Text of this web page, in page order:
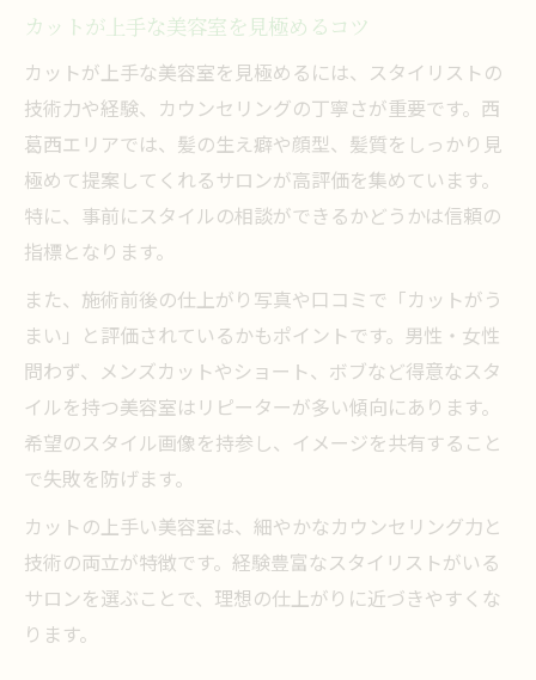
カットが上手な美容室を見極めるコツ
カットが上手な美容室を見極めるには、スタイリストの
技術力や経験、カウンセリングの丁寧さが重要です。西
葛西エリアでは、髪の生え癖や顔型、髪質をしっかり見
極めて提案してくれるサロンが高評価を集めています。
特に、事前にスタイルの相談ができるかどうかは信頼の
指標となります。
また、施術前後の仕上がり写真や口コミで「カットがう
まい」と評価されているかもポイントです。男性・女性
問わず、メンズカットやショート、ボブなど得意なスタ
イルを持つ美容室はリピーターが多い傾向にあります。
希望のスタイル画像を持参し、イメージを共有すること
で失敗を防げます。
カットの上手い美容室は、細やかなカウンセリング力と
技術の両立が特徴です。経験豊富なスタイリストがいる
サロンを選ぶことで、理想の仕上がりに近づきやすくな
ります。